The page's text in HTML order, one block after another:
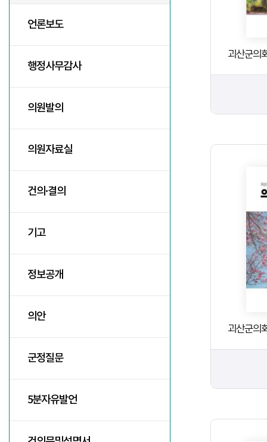
언론보도
행정사무감사
의원발의
의원자료실
건의·결의
기고
정보공개
의안
군정질문
5분자유발언
괴산군의
괴산군의